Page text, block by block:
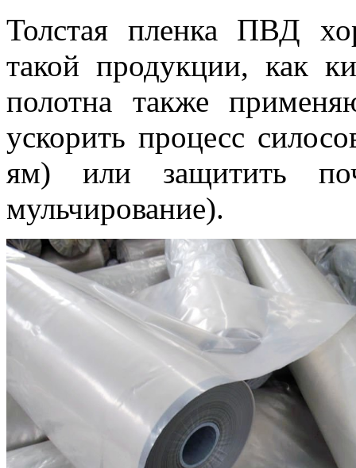
Толстая пленка ПВД
такой продукции, как
полотна также
ускорить процесс
ям) или защитить
мульчирование).